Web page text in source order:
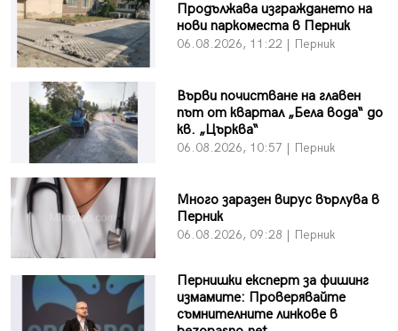
Продължава изграждането на
нови паркоместа в Перник
06.08.2026, 11:22 | Перник
Върви почистване на главен
път от квартал „Бела вода“ до
кв. „Църква“
06.08.2026, 10:57 | Перник
Много заразен вирус върлува в
Перник
06.08.2026, 09:28 | Перник
Пернишки експерт за фишинг
измамите: Проверявайте
съмнителните линкове в